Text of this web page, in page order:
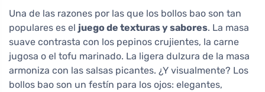
Una de las razones por las que los bollos bao son tan
populares es el juego de texturas y sabores. La masa
suave contrasta con los pepinos crujientes, la carne
jugosa o el tofu marinado. La ligera dulzura de la masa
armoniza con las salsas picantes. ¿Y visualmente? Los
bollos bao son un festín para los ojos: elegantes,